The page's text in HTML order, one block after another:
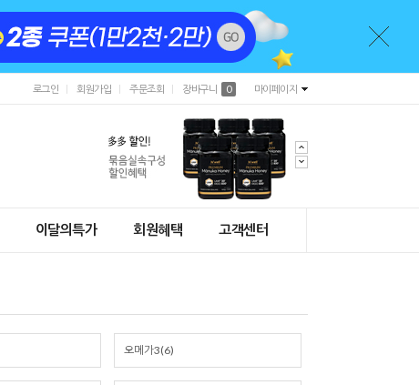
로그인 회원가입 주문조회 장바구니 0 마이페이지
이달의특가 회원혜택 고객센터
오메가3(6)